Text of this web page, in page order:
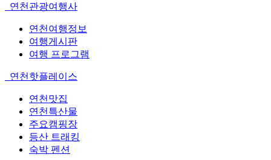
연천관광여행사
연천여행정보
여행게시판
여행 프로그램
연천핫플레이스
연천맛집
연천특산물
주요캠핑장
등산 트래킹
숙박 펜션